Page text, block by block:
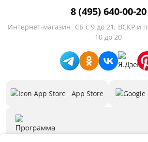
Ящик для белья
Высота сиденья от пола, см
Предложения
8 (495) 640-00-20
Интернет-магазин СБ с 9 до 21; ВСКР и
10 до 20
App Store